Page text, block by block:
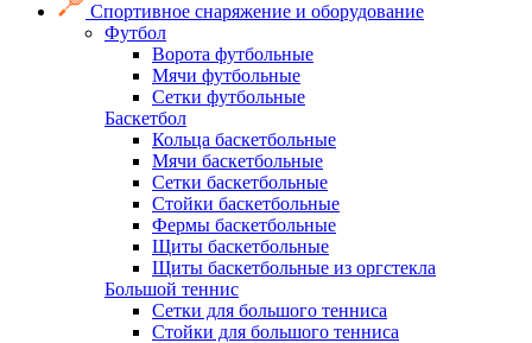
Спортивное снаряжение и оборудование
Футбол
Ворота футбольные
Мячи футбольные
Сетки футбольные
Баскетбол
Кольца баскетбольные
Мячи баскетбольные
Сетки баскетбольные
Стойки баскетбольные
Фермы баскетбольные
Щиты баскетбольные
Щиты баскетбольные из оргстекла
Большой теннис
Сетки для большого тенниса
Стойки для большого тенниса